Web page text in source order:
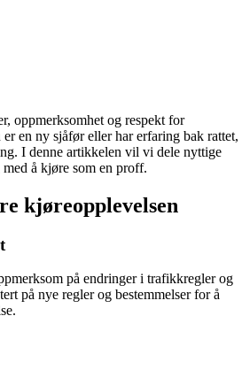
oppmerksomhet og respekt for
en ny sjåfør eller har erfaring bak rattet,
I denne artikkelen vil vi dele nyttige
å kjøre som en proff.
kjøreopplevelsen
på endringer i trafikkregler og
på nye regler og bestemmelser for å